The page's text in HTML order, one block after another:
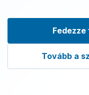
Tovább a